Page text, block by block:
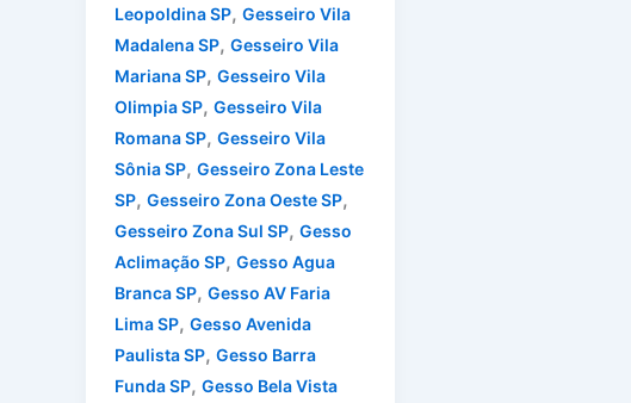
Leopoldina SP, Gesseiro Vila
Madalena SP, Gesseiro Vila
Mariana SP, Gesseiro Vila
Olimpia SP, Gesseiro Vila
Romana SP, Gesseiro Vila
Sônia SP, Gesseiro Zona Leste
SP, Gesseiro Zona Oeste SP,
Gesseiro Zona Sul SP, Gesso
Aclimação SP, Gesso Agua
Branca SP, Gesso AV Faria
Lima SP, Gesso Avenida
Paulista SP, Gesso Barra
Funda SP, Gesso Bela Vista